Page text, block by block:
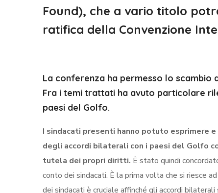
Found), che a vario titolo
ratifica della Convenzione
La conferenza ha permesso lo scambio
Fra i temi trattati ha avuto particolare
paesi del Golfo.
I sindacati presenti hanno potuto esprimere
degli accordi bilaterali con i paesi del Golfo
tutela dei propri diritti. È stato quindi
conto dei sindacati. È la prima volta che si riesce
dei sindacati è cruciale affinché gli accordi